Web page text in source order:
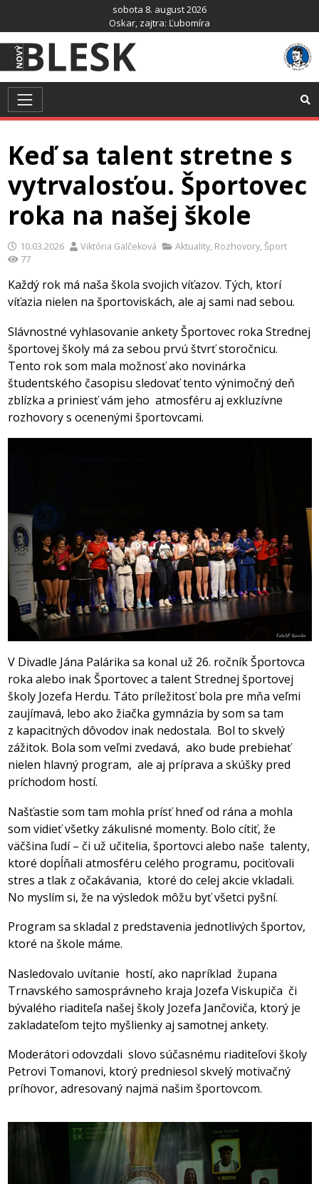
obsah
sobota 8. august 2026
Oskar , zajtra: Ľubomíra
Keď sa talent stretne s
vytrvalosťou. Športovec
roka na našej škole
10.03.2026 Viktória Galčeková Aktuality, Rozhovory, Šport
77
Každý rok má naša škola svojich víťazov. Tých, ktorí
víťazia nielen na športoviskách, ale aj sami nad sebou.
Slávnostné vyhlasovanie ankety Športovec roka Strednej
športovej školy má za sebou prvú štvrť storočnicu.
Tento rok som mala možnosť ako novinárka
študentského časopisu sledovať tento výnimočný deň
zblízka a priniesť vám jeho atmosféru aj exkluzívne
rozhovory s ocenenými športovcami.
V Divadle Jána Palárika sa konal už 26. ročník Športovca
roka alebo inak Športovec a talent Strednej športovej
školy Jozefa Herdu. Táto príležitosť bola pre mňa veľmi
zaujímavá, lebo ako žiačka gymnázia by som sa tam
z kapacitných dôvodov inak nedostala. Bol to skvelý
zážitok. Bola som veľmi zvedavá, ako bude prebiehať
nielen hlavný program, ale aj príprava a skúšky pred
príchodom hostí.
Našťastie som tam mohla prísť hneď od rána a mohla
som vidieť všetky zákulisné momenty. Bolo cítiť, že
väčšina ľudí – či už učitelia, športovci alebo naše talenty,
ktoré dopĺňali atmosféru celého programu, pociťovali
stres a tlak z očakávania, ktoré do celej akcie vkladali.
No myslím si, že na výsledok môžu byť všetci pyšní.
Program sa skladal z predstavenia jednotlivých športov,
ktoré na škole máme.
Nasledovalo uvítanie hostí, ako napríklad župana
Trnavského samosprávneho kraja Jozefa Viskupiča či
bývalého riaditeľa našej školy Jozefa Jančoviča, ktorý je
zakladateľom tejto myšlienky aj samotnej ankety.
Moderátori odovzdali slovo súčasnému riaditeľovi školy
Petrovi Tomanovi, ktorý predniesol skvelý motivačný
príhovor, adresovaný najmä našim športovcom.